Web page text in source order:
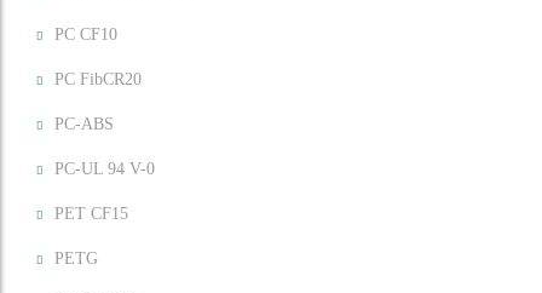
PC CF10
PC FibCR20
PC-ABS
PC-UL 94 V-0
PET CF15
PETG